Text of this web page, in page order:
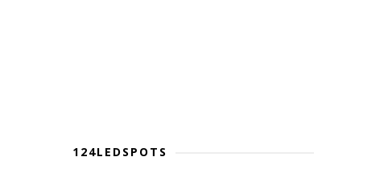
124LEDSPOTS